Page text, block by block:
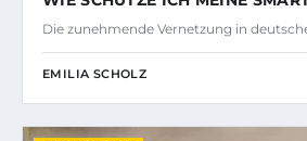
Die zunehmende Vernetzung in
EMILIA SCHOLZ